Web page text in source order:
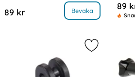
89 kr Bevaka
PULUZ 360° Justerbart Fäste Med Bas Och
89
PULUZ
Markera